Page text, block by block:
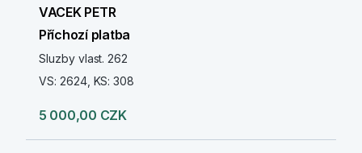
VACEK PETR
Příchozí platba
Sluzby vlast. 262
VS: 2624, KS: 308
5 000,00 CZK